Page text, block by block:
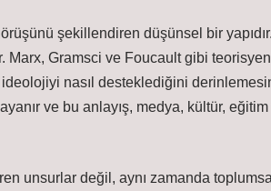
şekillendiren düşünsel bir
Marx, Gramsci ve Foucault gibi
nasıl desteklediğini
ve bu anlayış, medya, kültür,
unsurlar değil, aynı zamanda